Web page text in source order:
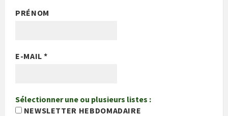
PRÉNOM
E-MAIL*
Sélectionner une ou plusieurs listes :
NEWSLETTER HEBDOMADAIRE